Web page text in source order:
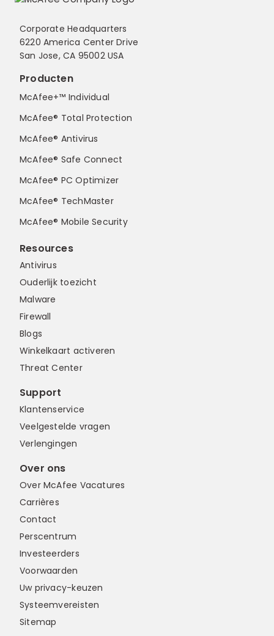
Corporate Headquarters
6220 America Center Drive
San Jose, CA 95002 USA
Producten
McAfee+™ Individual
McAfee® Total Protection
McAfee® Antivirus
McAfee® Safe Connect
McAfee® PC Optimizer
McAfee® TechMaster
McAfee® Mobile Security
Resources
Antivirus
Ouderlijk toezicht
Malware
Firewall
Blogs
Winkelkaart activeren
Threat Center
Support
Klantenservice
Veelgestelde vragen
Verlengingen
Over ons
Over McAfee Vacatures
Carrières
Contact
Perscentrum
Investeerders
Voorwaarden
Uw privacy-keuzen
Systeemvereisten
Sitemap